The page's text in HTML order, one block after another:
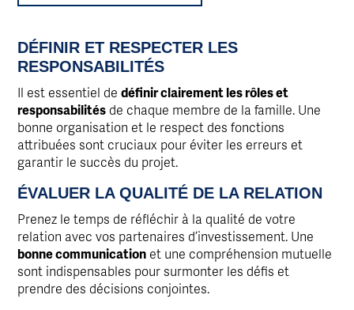
DÉFINIR ET RESPECTER LES
RESPONSABILITÉS
Il est essentiel dedéfinir clairement les rôles et
responsabilitésde chaque membre de la famille. Une
bonne organisation et le respect des fonctions
attribuées sont cruciaux pour éviter les erreurs et
garantir le succès du projet.
ÉVALUER LA QUALITÉ DE LA RELATION
Prenez le temps de réfléchir à la qualité de votre
relation avec vos partenaires d’investissement. Une
bonne communication et une compréhension mutuelle
sont indispensables pour surmonter les défis et
prendre des décisions conjointes.